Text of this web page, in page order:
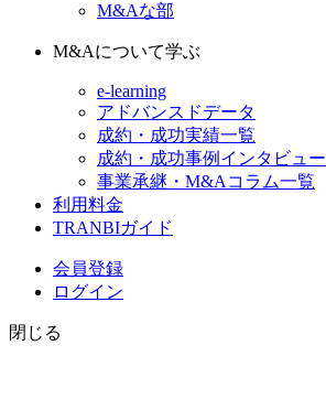
M&Aな部
M&Aについて学ぶ
e-learning
アドバンスドデータ
成約・成功実績一覧
成約・成功事例インタビュー
事業承継・M&Aコラム一覧
利用料金
TRANBIガイド
会員登録
ログイン
閉じる